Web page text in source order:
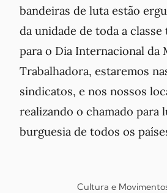
bandeiras de luta estão
da unidade de toda a
para o Dia Internacional da
Trabalhadora, estaremos
sindicatos, e nos nossos
realizando o chamado para
burguesia de todos os
Cultura e